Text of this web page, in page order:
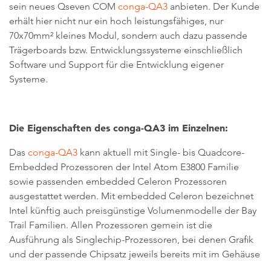
sein neues Qseven COM conga-QA3 anbieten. Der Kunde
erhält hier nicht nur ein hoch leistungsfähiges, nur
70x70mm² kleines Modul, sondern auch dazu passende
Trägerboards bzw. Entwicklungssysteme einschließlich
Software und Support für die Entwicklung eigener
Systeme.
Die Eigenschaften des conga-QA3 im Einzelnen:
Das conga-QA3 kann aktuell mit Single- bis Quadcore-
Embedded Prozessoren der Intel Atom E3800 Familie
sowie passenden embedded Celeron Prozessoren
ausgestattet werden. Mit embedded Celeron bezeichnet
Intel künftig auch preisgünstige Volumenmodelle der Bay
Trail Familien. Allen Prozessoren gemein ist die
Ausführung als Singlechip-Prozessoren, bei denen Grafik
und der passende Chipsatz jeweils bereits mit im Gehäuse